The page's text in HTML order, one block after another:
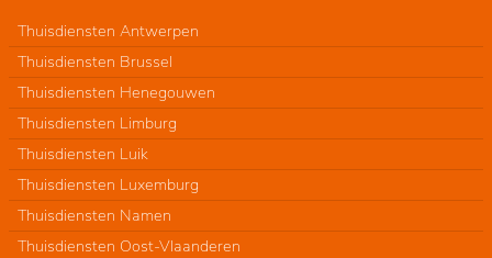
Thuisdiensten Antwerpen
Thuisdiensten Brussel
Thuisdiensten Henegouwen
Thuisdiensten Limburg
Thuisdiensten Luik
Thuisdiensten Luxemburg
Thuisdiensten Namen
Thuisdiensten Oost-Vlaanderen